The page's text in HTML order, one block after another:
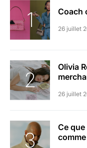
Coach
26 juillet
Olivia
26 juillet
Ce